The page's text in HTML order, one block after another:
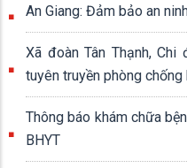
An Giang: Đảm bảo an
Xã đoàn Tân Thạnh,
tuyên truyền phòng chống
Thông báo khám chữa
BHYT